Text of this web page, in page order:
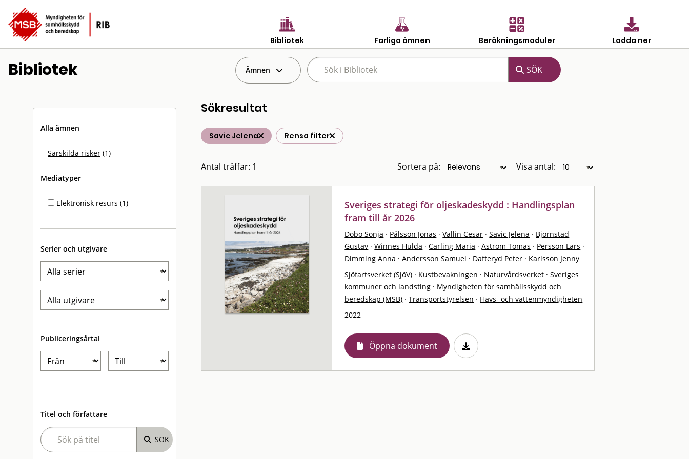
Bibliotek Farliga ämnen Beräkningsmoduler Ladda ner
Bibliotek Ämnen
Alla ämnen
Särskilda risker (1)
Mediatyper
Elektronisk resurs (1)
Serier och utgivare
Publiceringsårtal
Titel och författare
Sökresultat
Savic Jelena Rensa filter
Antal träffar: 1 Sortera på: Visa antal:
Sveriges strategi för oljeskadeskydd : Handlingsplan
fram till år 2026
Dobo Sonja · Pålsson Jonas · Vallin Cesar · Savic Jelena · Björnstad
Gustav · Winnes Hulda · Carling Maria · Åström Tomas · Persson Lars ·
Dimming Anna · Andersson Samuel · Dafteryd Peter · Karlsson Jenny
Sjöfartsverket (SjöV) · Kustbevakningen · Naturvårdsverket · Sveriges
kommuner och landsting · Myndigheten för samhällsskydd och
beredskap (MSB) · Transportstyrelsen · Havs- och vattenmyndigheten
2022
Öppna dokument